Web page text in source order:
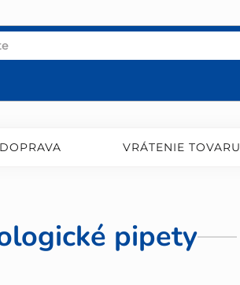
DOPRAVA VRÁTENIE TOVARU
pipety